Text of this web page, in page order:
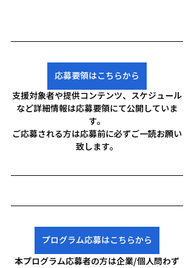
応募要領はこちらから
支援対象者や提供コンテンツ、スケジュール
など詳細情報は応募要領にて公開していま
す。
ご応募される方は応募前に必ずご一読お願い
致します。
プログラム応募はこちらから
本プログラム応募者の方は企業/個人問わず